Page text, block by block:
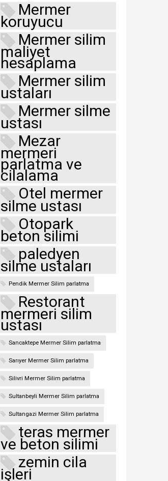
Mermer
koruyucu
Mermer silim
maliyet
hesaplama
Mermer silim
ustaları
Mermer silme
ustası
Mezar
mermeri
parlatma ve
cilalama
Otel mermer
silme ustası
Otopark
beton silimi
paledyen
silme ustaları
Pendik Mermer Silim parlatma
Restorant
mermeri silim
ustası
Sancaktepe Mermer Silim parlatma
Sarıyer Mermer Silim parlatma
Silivri Mermer Silim parlatma
Sultanbeyli Mermer Silim parlatma
Sultangazi Mermer Silim parlatma
teras mermer
ve beton silimi
zemin cila
işleri